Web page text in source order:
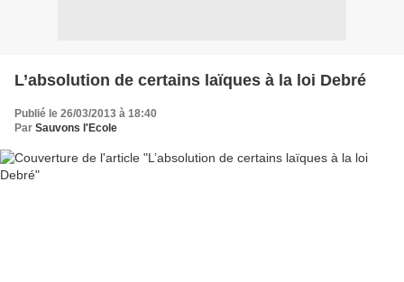
L’absolution de certains laïques à la loi Debré
Publié le 26/03/2013 à 18:40
Par Sauvons l'Ecole